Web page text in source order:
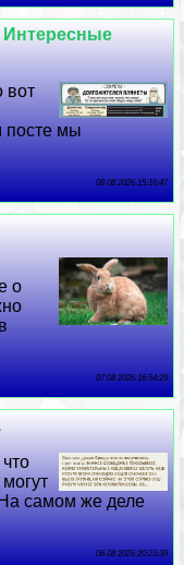
Интересные
вот
посте мы
08 08 2026 15:16:47
о
07 08 2026 16:54:29
На самом же деле
06 08 2026 20:23:39